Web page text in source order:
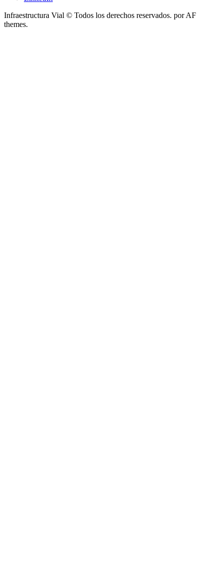
Infraestructura Vial © Todos los derechos reservados. por AF
themes.